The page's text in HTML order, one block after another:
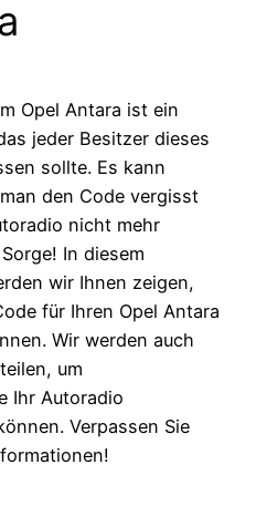
Opel Antara ist ein
jeder Besitzer dieses
sollte. Es kann
den Code vergisst
nicht mehr
In diesem
wir Ihnen zeigen,
für Ihren Opel Antara
Wir werden auch
um
Ihr Autoradio
Verpassen Sie